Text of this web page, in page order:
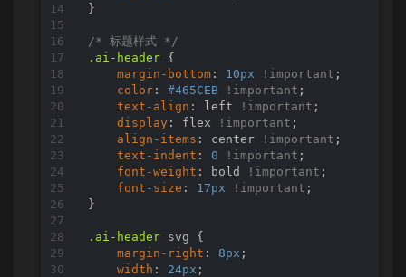
}
/* 标题样式 */
.ai-header {
margin-bottom : 10px !important ;
color : #465CEB !important ;
text-align : left !important ;
display : flex !important ;
align-items : center !important ;
text-indent : 0 !important ;
font-weight : bold !important ;
font-size : 17px !important ;
}
.ai-header svg {
margin-right : 8px ;
width : 24px ;